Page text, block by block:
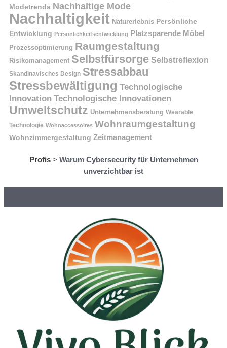
Modetrends Nachhaltige Mode
Nachhaltigkeit Naturerlebnis Persönliche
Entwicklung Persönlichkeitsentwicklung Platzsparende Möbel
Prozessoptimierung Raumgestaltung
Risikomanagement Selbstfürsorge Selbstreflexion
Skandinavisches Design Stressabbau
Stressbewältigung Technologische
Innovation Technologische Innovationen
Umweltschutz Unternehmensberatung Wearable
Technologie Wohnaccessoires Wohnraumgestaltung
Wohnzimmergestaltung Zeitmanagement
Profis> Warum Cybersecurity für Unternehmen
unverzichtbar ist